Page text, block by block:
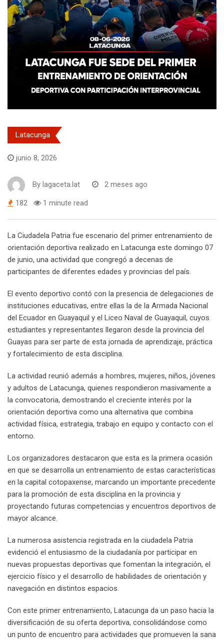
Latacunga
junio 8, 2026
By lagaceta.lat 2 meses ago
182 1 minute read
La Ciudadela Patria fue escenario del primer entrenamiento de
orientación deportiva realizado en Latacunga este domingo 07
de junio, una actividad que congregó a decenas de
participantes de diferentes edades y provincias del país.
El evento deportivo contó con la presencia de delegaciones de
instituciones educativas, entre ellas la de la Armada Nacional
del Ecuador en Guayaquil y el Liceo Naval de Guayaquil, cuyos
estudiantes y representantes llegaron desde la provincia del
Guayas para ser parte de esta jornada de aprendizaje, práctica
y fortalecimiento de esta disciplina.
La actividad reunió además a hombres, mujeres, niños, jóvenes
y adultos de Latacunga, quienes respondieron masivamente a
la convocatoria, demostrando el creciente interés por la
orientación deportiva como una alternativa que combina
actividad física, estrategia, trabajo en equipo y contacto con el
entorno.
Los organizadores destacaron que esta es la primera ocasión
en que se desarrolla un entrenamiento de estas características
en la capital cotopaxense, marcando un importante precedente
para la promoción de esta disciplina en la provincia y
proyectando futuras competencias y encuentros deportivos de
mayor alcance.
La numerosa asistencia registrada en la ciudadela Patria
evidenció el entusiasmo de la ciudadanía por participar en
nuevas propuestas deportivas que fomentan la integración, el
ejercicio físico y el desarrollo de habilidades de orientación y
navegación en distintos espacios.
Con este primer entrenamiento, Latacunga da un paso hacia la
diversificación de su oferta deportiva, consolidándose como
un punto de encuentro para actividades que promueven la sana